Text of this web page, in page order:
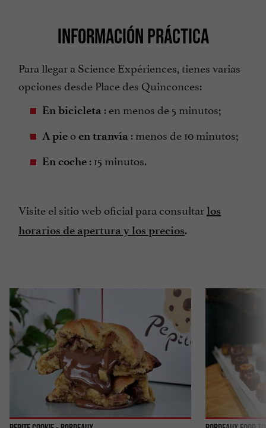
INFORMACIÓN PRÁCTICA
Para llegar a Science Expériences, tienes varias
opciones desde Place des Quinconces:
En bicicleta : en menos de 5 minutos;
A pie oen tranvía : menos de 10 minutos;
En coche : 15 minutos.
Visite el sitio web oficial para consultar los
horarios de apertura y los precios.